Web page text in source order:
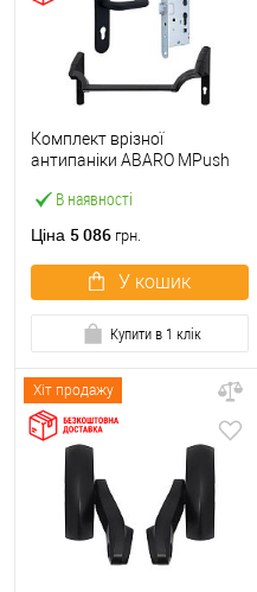
В наявності
Комплект врізної
антипаніки ABARO МPush
чорний із замком та ручкою
Ціна 5 086 грн.
У кошик
Купити в 1 клік
Хіт продажу